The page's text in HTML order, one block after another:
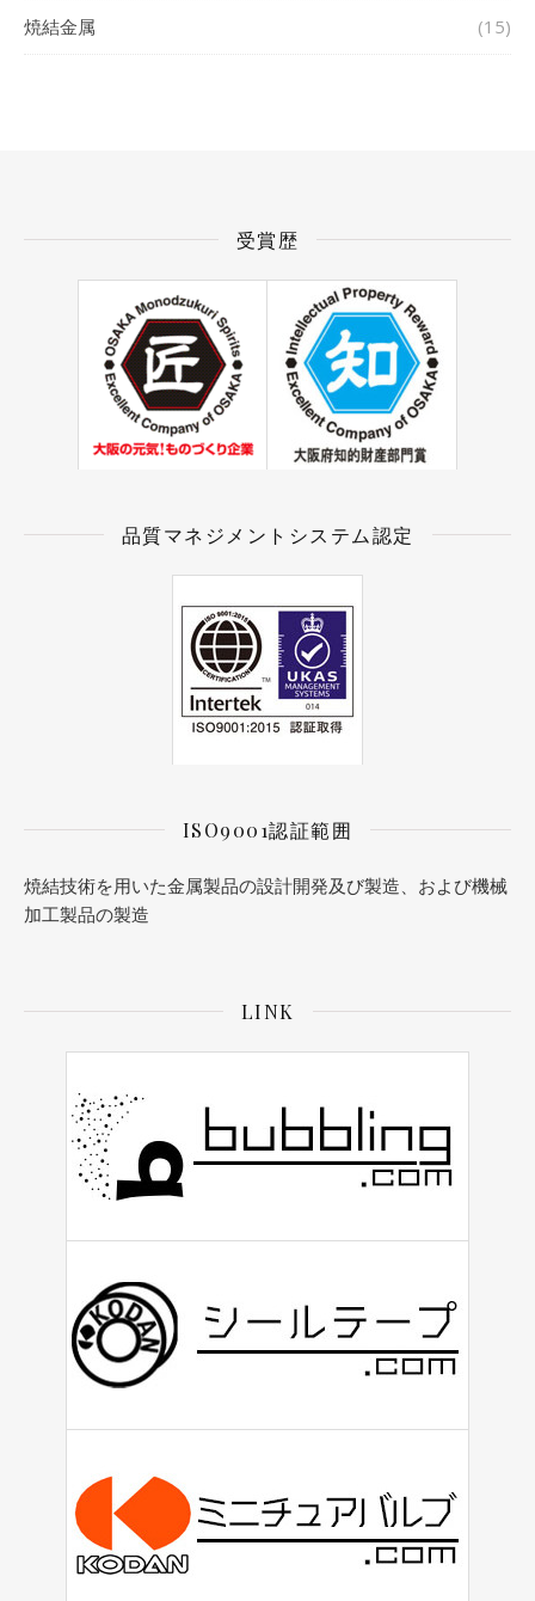
焼結金属 (15)
受賞歴
品質マネジメントシステム認定
ISO9001認証範囲
焼結技術を用いた金属製品の設計開発及び製造、および機械
加工製品の製造
LINK